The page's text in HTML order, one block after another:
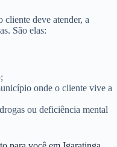
cliente deve atender, a
São elas:
onde o cliente vive a
ou deficiência mental